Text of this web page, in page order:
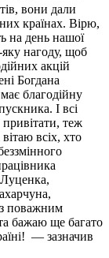
вони дали
країнах. Вірю,
на день нашої
нагоду, щоб
акцій
Богдана
благодійну
І всі
теж
всіх, хто
з поважним
бажаю ще багато
— зазначив